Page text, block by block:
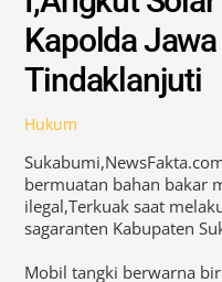
Kapolda
Tindaklanjuti
Hukum
bermuatan bahan bakar
ilegal,Terkuak saat
sagaranten Kabupaten
Mobil tangki berwarna